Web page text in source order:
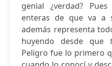
genial ¿verdad?
enteras de que va a
además representa
huyendo desde que
Peligro fue lo primero